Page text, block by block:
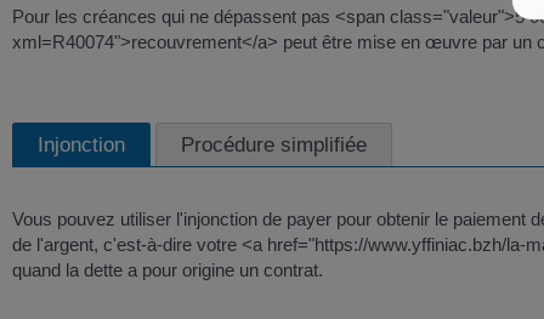
Pour les créances qui ne dépassent pas <span class="valeur">5
xml=R40074">recouvrement</a> peut être mise en œuvre par un
Injonction Procédure simplifiée
Vous pouvez utiliser l'injonction de payer pour obtenir le
de l'argent, c'est-à-dire votre <a href="https://www.yffiniac.bzh/la-
quand la dette a pour origine un contrat.